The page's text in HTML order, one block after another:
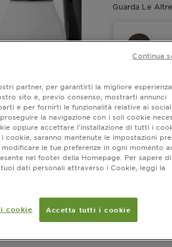
SLIDE 1SLIDE 2
Guarda Le
Colorazione
una
FORMATO
partner, per garantirti la migliore
sito e, previo consenso, mostrarti annunci
e per fornirti le funzionalità relative ai social
la navigazione con i soli cookie
oppure accettare l’installazione di tutti i
cookie, saranno mantenute le impostazioni
le tue preferenze in ogni momento
nel footer della Homepage. Per sapere
dati personali attraverso i Cookie, leggi la
cookie Accetta tutti i cookie
Continua